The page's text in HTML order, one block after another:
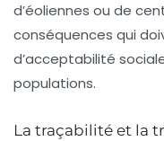
d’éoliennes ou de
conséquences qui
d’acceptabilité
populations.
La traçabilité et la